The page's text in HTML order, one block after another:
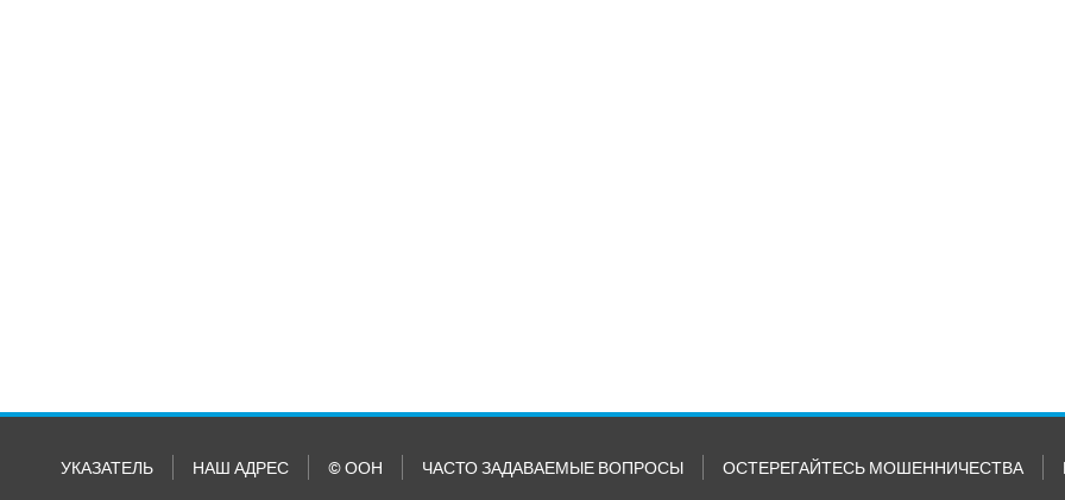
УКАЗАТЕЛЬ НАШ АДРЕС © ООН ЧАСТО ЗАДАВАЕМЫЕ ВОПРОСЫ ОСТЕРЕГАЙТЕСЬ МОШЕННИЧЕСТВА